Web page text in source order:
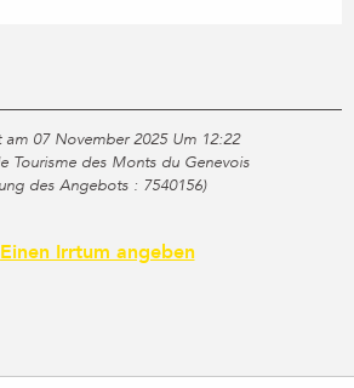
am 07 November 2025 Um 12:22
Tourisme des Monts du Genevois
des Angebots : 7540156)
Einen Irrtum angeben